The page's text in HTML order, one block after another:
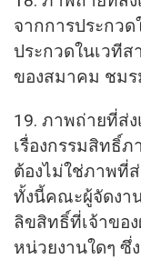
จากการประกว
ประกวดในเวที
ของสมาคม ชมร
19. ภาพถ่ายที่ส่
เรื่องกรรมสิทธิ์
ต้องไม่ใช่ภาพที่
ทั้งนี้คณะผู้จัดงา
ลิขสิทธิ์ที่เจ้าขอ
หน่วยงานใดๆ ซึ่